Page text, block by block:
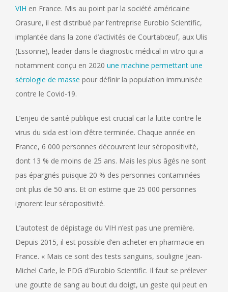
VIH en France. Mis au point par la société américaine
Orasure, il est distribué par l’entreprise Eurobio Scientific,
implantée dans la zone d’activités de Courtabœuf, aux Ulis
(Essonne), leader dans le diagnostic médical in vitro qui a
notamment conçu en 2020 une machine permettant une
sérologie de masse pour définir la population immunisée
contre le Covid-19.
L’enjeu de santé publique est crucial car la lutte contre le
virus du sida est loin d’être terminée. Chaque année en
France, 6 000 personnes découvrent leur séropositivité,
dont 13 % de moins de 25 ans. Mais les plus âgés ne sont
pas épargnés puisque 20 % des personnes contaminées
ont plus de 50 ans. Et on estime que 25 000 personnes
ignorent leur séropositivité.
L’autotest de dépistage du VIH n’est pas une première.
Depuis 2015, il est possible d’en acheter en pharmacie en
France. « Mais ce sont des tests sanguins, souligne Jean-
Michel Carle, le PDG d’Eurobio Scientific. Il faut se prélever
une goutte de sang au bout du doigt, un geste qui peut en